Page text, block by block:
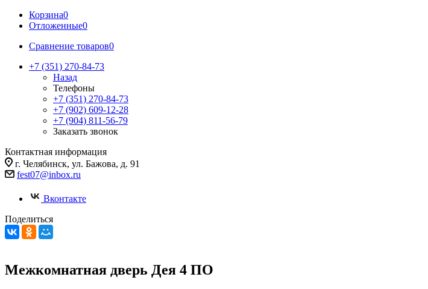
Корзина0
Отложенные0
Сравнение товаров0
+7 (351) 270-84-73
Назад
Телефоны
+7 (351) 270-84-73
+7 (902) 609-12-28
+7 (904) 811-56-79
Заказать звонок
Контактная информация
г. Челябинск, ул. Бажова, д. 91
fest07@inbox.ru
Вконтакте
Поделиться
Межкомнатная дверь Дея 4 ПО